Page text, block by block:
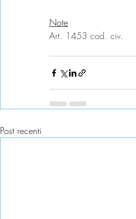
Note
Art. 1453 cod. civ.
Post recenti